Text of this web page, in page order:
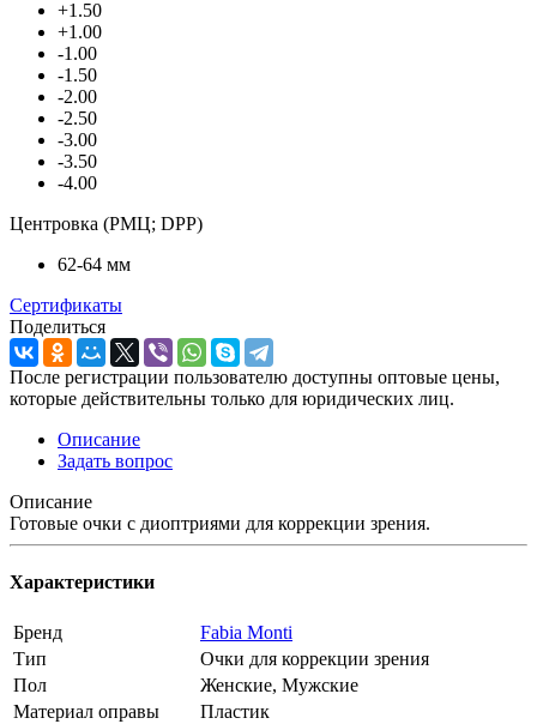
+1.50
+1.00
-1.00
-1.50
-2.00
-2.50
-3.00
-3.50
-4.00
Центровка (РМЦ; DPP)
62-64 мм
Сертификаты
Поделиться
После регистрации пользователю доступны оптовые цены,
которые действительны только для юридических лиц.
Описание
Задать вопрос
Описание
Готовые очки с диоптриями для коррекции зрения.
Характеристики
Бренд
Fabia Monti
Тип
Очки для коррекции зрения
Пол
Женские, Мужские
Материал оправы
Пластик